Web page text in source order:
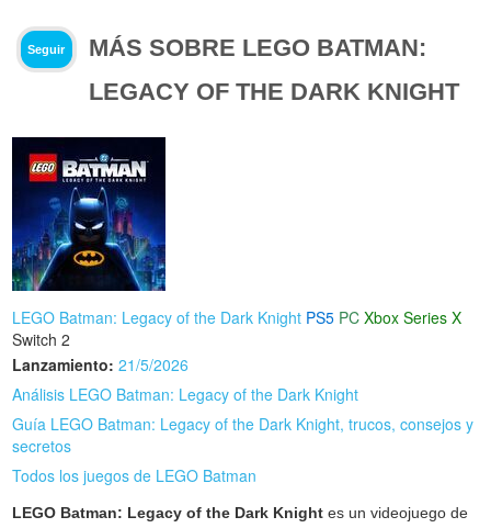
Seguir
MÁS SOBRE LEGO BATMAN:
LEGACY OF THE DARK KNIGHT
LEGO Batman: Legacy of the Dark Knight PS5 PC Xbox Series X
Switch 2
Lanzamiento: 21/5/2026
Análisis LEGO Batman: Legacy of the Dark Knight
Guía LEGO Batman: Legacy of the Dark Knight, trucos, consejos y
secretos
Todos los juegos de LEGO Batman
LEGO Batman: Legacy of the Dark Knight es un videojuego de